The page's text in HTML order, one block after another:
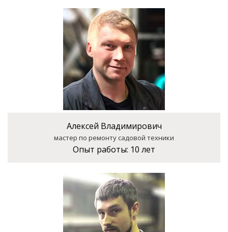
Алексей Владимирович
мастер по ремонту садовой техники
Опыт работы: 10 лет